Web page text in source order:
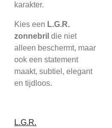
karakter.
Kies een L.G.R.
zonnebril die niet
alleen beschermt, maar
ook een statement
maakt, subtiel, elegant
en tijdloos.
L.G.R.